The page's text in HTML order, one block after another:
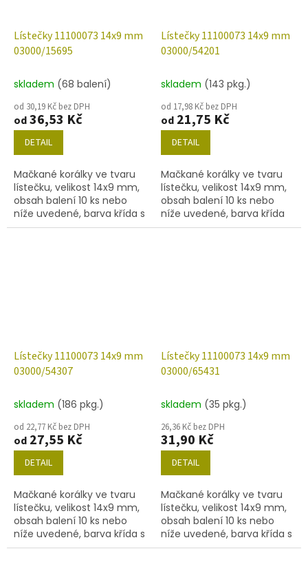
Lístečky 11100073 14x9 mm
03000/15695
skladem (68 balení)
od 30,19 Kč bez DPH
od36,53 Kč
DETAIL
Mačkané korálky ve tvaru
lístečku, velikost 14x9 mm,
obsah balení 10 ks nebo
níže uvedené, barva křída s
dekorem 15695.
Lístečky 11100073 14x9 mm
03000/54201
skladem (143 pkg.)
od 17,98 Kč bez DPH
od 21,75 Kč
DETAIL
Mačkané korálky ve tvaru
lístečku, velikost 14x9 mm,
obsah balení 10 ks nebo
níže uvedené, barva křída
se stříbrným zátěrem
Lístečky 11100073 14x9 mm
03000/54307
skladem (186 pkg.)
od 22,77 Kč bez DPH
od 27,55 Kč
DETAIL
Mačkané korálky ve tvaru
lístečku, velikost 14x9 mm,
obsah balení 10 ks nebo
níže uvedené, barva křída s
měděným zátěrem 54307.
Lístečky 11100073 14x9 mm
03000/65431
skladem (35 pkg.)
26,36 Kč bez DPH
31,90 Kč
DETAIL
Mačkané korálky ve tvaru
lístečku, velikost 14x9 mm,
obsah balení 10 ks nebo
níže uvedené, barva křída s
dekorem 65431.